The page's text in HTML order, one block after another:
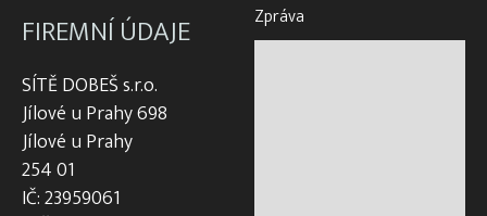
FIREMNÍ ÚDAJE
SÍTĚ DOBEŠ s.r.o.
Jílové u Prahy 698
Jílové u Prahy
254 01
IČ: 23959061
Zpráva